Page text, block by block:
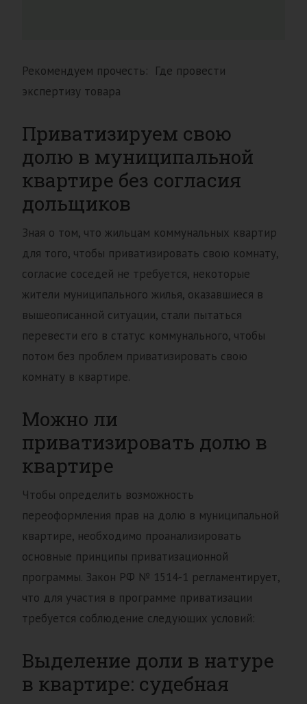
Рекомендуем прочесть: Где провести
экспертизу товара
Приватизируем свою
долю в муниципальной
квартире без согласия
дольщиков
Зная о том, что жильцам коммунальных квартир
для того, чтобы приватизировать свою комнату,
согласие соседей не требуется, некоторые
жители муниципального жилья, оказавшиеся в
вышеописанной ситуации, стали пытаться
перевести его в статус коммунального, чтобы
потом без проблем приватизировать свою
комнату в квартире.
Можно ли
приватизировать долю в
квартире
​Чтобы определить возможность
переоформления прав на долю в муниципальной
квартире, необходимо проанализировать
основные принципы приватизационной
программы. Закон РФ № 1514-1 регламентирует,
что для участия в программе приватизации
требуется соблюдение следующих условий:
Выделение доли в натуре
в квартире: судебная